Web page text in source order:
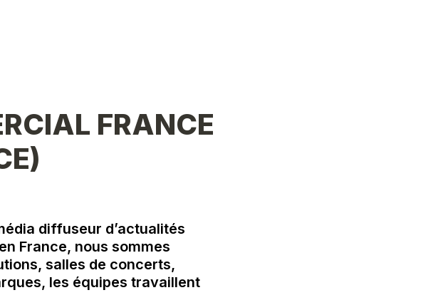
FRANCE
diffuseur d’actualités
France, nous sommes
salles de concerts,
les équipes travaillent